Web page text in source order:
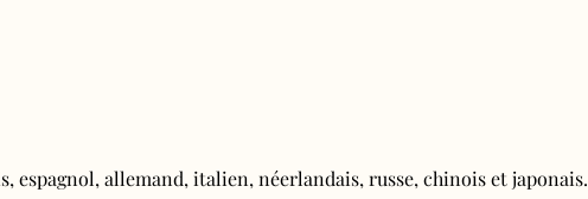
espagnol, allemand, italien, néerlandais, russe, chinois et japonais.